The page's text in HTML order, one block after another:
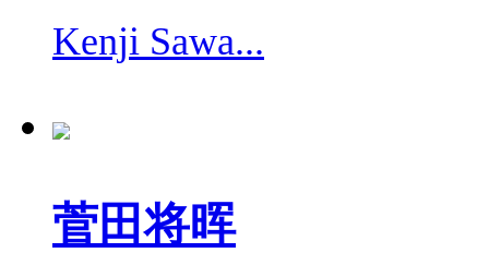
Kenji Sawa...
菅田将晖